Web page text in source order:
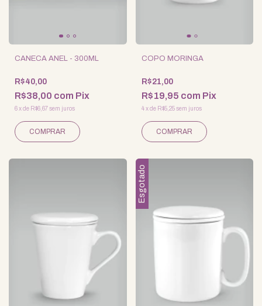
CANECA ANEL - 300ML
R$40,00
R$38,00 com Pix
6xde R$6,67sem juros
COPO MORINGA
R$21,00
R$19,95 com Pix
4 xde R$5,25 sem juros
Esgotado